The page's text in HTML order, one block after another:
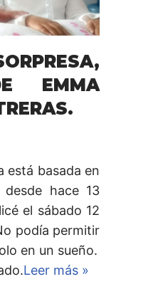
EMMA
está basada en
hace 13
el sábado 12
podía permitir
en un sueño.
Leer más »